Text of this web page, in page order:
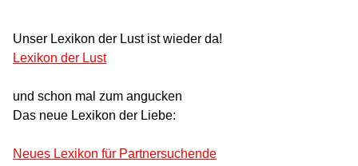
Unser Lexikon der Lust ist wieder da!
Lexikon der Lust
und schon mal zum angucken
Das neue Lexikon der Liebe:
Neues Lexikon für Partnersuchende